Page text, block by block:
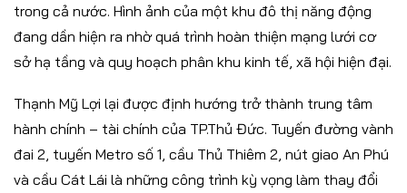
trong cả nước. Hình ảnh của một khu đô thị năng động
đang dần hiện ra nhờ quá trình hoàn thiện mạng lưới cơ
sở hạ tầng và quy hoạch phân khu kinh tế, xã hội hiện đại.
Thạnh Mỹ Lợi lại được định hướng trở thành trung tâm
hành chính – tài chính của TP.Thủ Đức. Tuyến đường vành
đai 2, tuyến Metro số 1, cầu Thủ Thiêm 2, nút giao An Phú
và cầu Cát Lái là những công trình kỳ vọng làm thay đổi